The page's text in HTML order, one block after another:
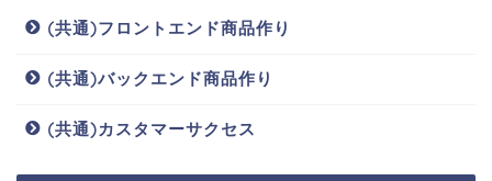
(共通)フロントエンド商品作り
(共通)バックエンド商品作り
(共通)カスタマーサクセス